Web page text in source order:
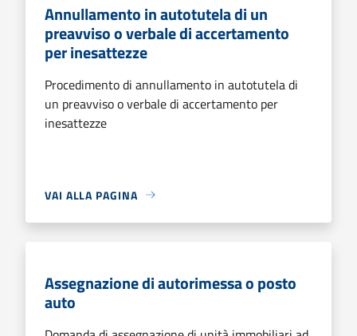
Annullamento in autotutela di un
preavviso o verbale di accertamento
per inesattezze
Procedimento di annullamento in autotutela di
un preavviso o verbale di accertamento per
inesattezze
VAI ALLA PAGINA
Assegnazione di autorimessa o posto
auto